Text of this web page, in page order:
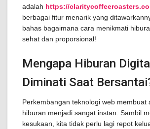
adalah https://
berbagai fitur menarik yang
bahas bagaimana cara menikmati
sehat dan proporsional!
Mengapa Hiburan
Diminati Saat
Perkembangan teknologi web membuat
hiburan menjadi sangat instan. Sambil
kesukaan, kita tidak perlu lagi repot